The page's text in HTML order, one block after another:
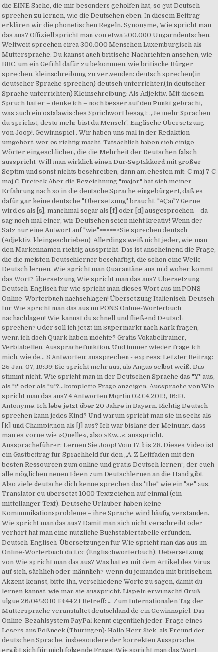
die EINE Sache, die mir besonders geholfen hat, so gut Deutsch
sprechen zu lernen, wie die Deutschen eben. In diesem Beitrag
erklären wir die phonetischen Regeln. Synonyme, Wie spricht man
das aus? Offiziell spricht man von etwa 200.000 Ungarndeutschen.
Weltweit sprechen circa 300.000 Menschen Luxemburgisch als
Muttersprache. Du kannst auch britische Nachrichten ansehen, wie
BBC, um ein Gefühl dafür zu bekommen, wie britische Bürger
sprechen. kleinschreibung zu verwenden: deutsch sprechen(in
deutscher Sprache sprechen) deutsch unterrichten(in deutscher
Sprache unterrichten) Kleinschreibung: Als Adjektiv. Mit diesem
Spruch hat er – denke ich – noch besser auf den Punkt gebracht,
was auch ein ostslawisches Sprichwort besagt: „Je mehr Sprachen
du sprichst, desto mehr bist du Mensch“. Englische Übersetzung
von Joop!. Gewinnspiel . Wir haben uns mal in der Redaktion
umgehört, wer es richtig macht. Tatsächlich haben sich einige
Wörter eingeschlichen, die die Mehrheit der Deutschen falsch
ausspricht. Will man wirklich einen Dur-Septakkord mit großer
Septim und sonst nichts beschreiben, dann am ehesten mit: C maj 7 C
maj C-Dreieck Aber die Bezeichnung "major" hat sich meiner
Erfahrung nach so in die deutsche Sprache eingebürgert, daß es
dafür gar keine deutsche "Übersetzung" braucht. "AÇaí"? Gerne
wird es als [s], manchmal sogar als [f] oder [d] ausgesprochen – da
sag noch mal einer, wir Deutschen seien nicht kreativ! Wenn der
Satz nur eine Antwort auf "wie"=====>Sie sprechen deutsch
(Adjektiv, kleingeschrieben). Allerdings weiß nicht jeder, wie man
den Markennamen richtig ausspricht. Das ist anscheinend die Frage,
die die meisten Deutschlerner beschäftigt, die schon eine Weile
Deutsch lernen. Wie spricht man Quarantäne aus und woher kommt
das Wort? übersetzung Wie spricht man das aus? Übersetzung
Deutsch-Englisch für wie spricht man dieses Wort aus im PONS
Online-Wörterbuch nachschlagen! Übersetzung Italienisch-Deutsch
für Wie spricht man das aus im PONS Online-Wörterbuch
nachschlagen! Wie kannst du schnell und fließend Deutsch
sprechen? Oder soll ich jetzt im Supermarkt nach Kark fragen,
wenn ich doch Quark haben möchte? Gratis Vokabeltrainer,
Verbtabellen, Aussprachefunktion. Und immer wieder frage ich
mich, wie de… 8 Antworten: aussprechen - express: Letzter Beitrag:
25 Jan. 07, 19:39: Sie spricht mehr aus, als Angus selbst weiß. Das
stimmt nicht. Wie spricht man in der Deutschen Sprache das "Y" aus,
als "i" oder als "ü"?...komplette Frage anzeigen. Aussprache von Wie
spricht man das aus? 4 Antworten Mqrtin 02.04.2019, 16:13.
Antonyme. Ich lebe jetzt über 20 Jahre in Bayern. Richtig Deutsch
sprechen kann jedes Kind? Und warum spricht man sie in sechs als
[k] und Champignon als [ʃ] aus? Ich war bislang der Meinung, dass
man es vorne wie »Quelle«, also »Kw…«, ausspricht.
Ausspracheführer: Lernen Sie Joop! Vom 17. bis 28. Dieses Video ist
ein Gastbeitrag für Sprachheld für den „A-Z Leitfaden mit den
besten Ressourcen zum online und gratis Deutsch lernen“, der euch
alle möglichen neuen Ideen zum Deutschlernen an die Hand gibt.
Also viele deutsche dich kenne sprechen das "the" wie ein "se" aus.
Translator.eu übersetzt 1000 Textzeichen auf einmal (ein
mittellanger Text). Deutsche Urlauber haben keine
Kommunikationsprobleme – ihre Sprache wird häufig verstanden.
Wie spricht man das aus? Damit man sich nicht verschreibt oder
verhört hat man eine nützliche Buchstabiertabelle erfunden.
Deutsch-Englisch-Übersetzungen für Wie spricht man das aus im
Online-Wörterbuch dict.cc (Englischwörterbuch). Uebersetzung
von Wie spricht man das aus? Was hat es mit dem Artikel des Virus
auf sich, sächlich oder männlich? Wenn du jemanden mit britischem
Akzent kennst, bitte ihn, verschiedene Worte zu sagen, damit du
lernen kannst, wie man sie ausspricht. Lispeln erwünscht! Gruß
ulgue 26/04/2010 13:44:21 Betreff: … Zum Internationalen Tag der
Muttersprache veranstaltet deutschland.de ein Gewinnspiel. Das
Online-Bezahlsystem PayPal kennt eigentlich jeder. Frage eines
Lesers aus Pößneck (Thüringen): Hallo Herr Sick, als Freund der
deutschen Sprache, insbesondere der korrekten Aussprache,
ergibt sich für mich folgende Frage: Wie spricht man das Wort